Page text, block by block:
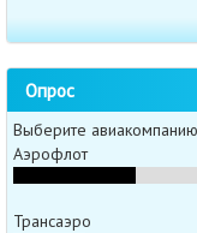
Опрос
Выберите
Аэрофлот
Трансаэро